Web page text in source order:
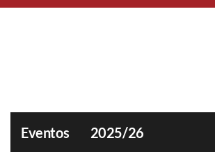
Eventos 2025/26